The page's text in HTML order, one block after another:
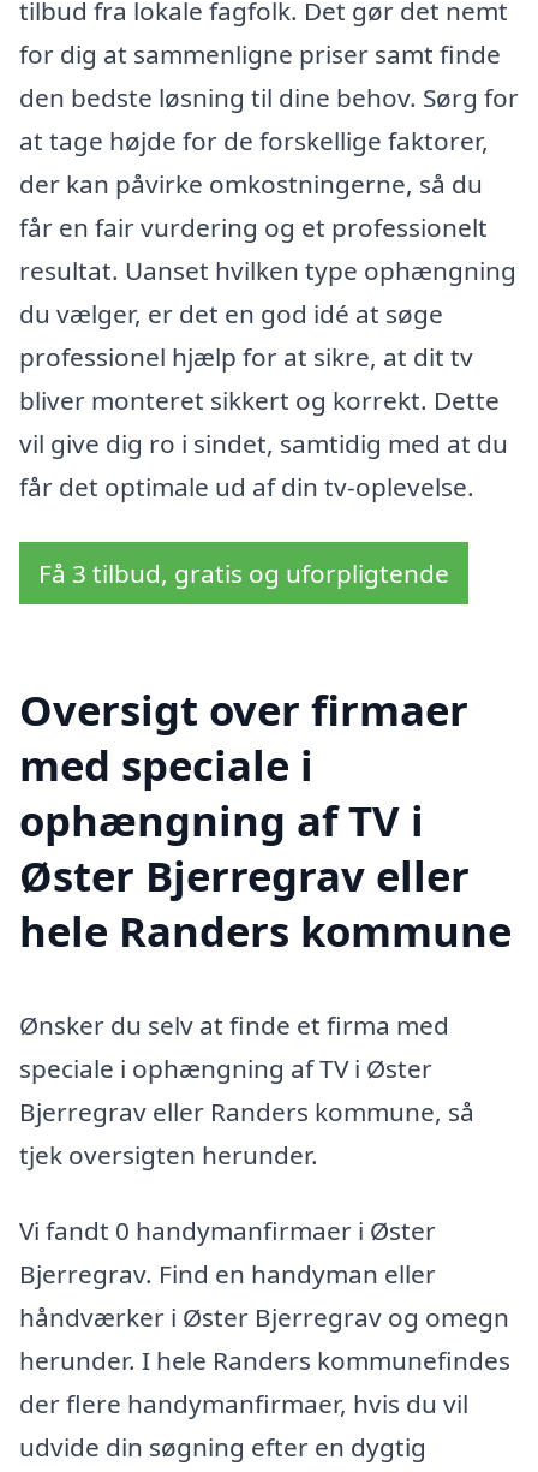
tilbud fra lokale fagfolk. Det gør det nemt
for dig at sammenligne priser samt finde
den bedste løsning til dine behov. Sørg for
at tage højde for de forskellige faktorer,
der kan påvirke omkostningerne, så du
får en fair vurdering og et professionelt
resultat. Uanset hvilken type ophængning
du vælger, er det en god idé at søge
professionel hjælp for at sikre, at dit tv
bliver monteret sikkert og korrekt. Dette
vil give dig ro i sindet, samtidig med at du
får det optimale ud af din tv-oplevelse.
Få 3 tilbud, gratis og uforpligtende
Oversigt over firmaer
med speciale i
ophængning af TV i
Øster Bjerregrav eller
hele Randers kommune
Ønsker du selv at finde et firma med
speciale i ophængning af TV i Øster
Bjerregrav eller Randers kommune, så
tjek oversigten herunder.
Vi fandt 0 handymanfirmaer i Øster
Bjerregrav. Find en handyman eller
håndværker i Øster Bjerregrav og omegn
herunder. I hele Randers kommunefindes
der flere handymanfirmaer, hvis du vil
udvide din søgning efter en dygtig